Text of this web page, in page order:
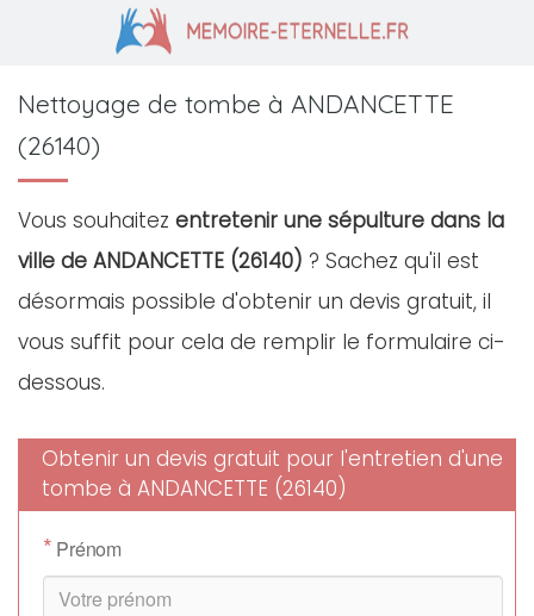
Nettoyage de tombe à ANDANCETTE
(26140)
Vous souhaitez entretenir une sépulture dans la
ville de ANDANCETTE (26140) ? Sachez qu'il est
désormais possible d'obtenir un devis gratuit, il
vous suffit pour cela de remplir le formulaire ci-
dessous.
Obtenir un devis gratuit pour l'entretien d'une
tombe à ANDANCETTE (26140)
* Prénom